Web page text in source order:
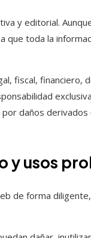
y editorial.
que toda la
fiscal, financiero,
daños
y usos
de forma